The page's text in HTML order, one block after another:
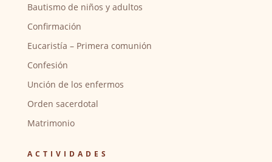
Bautismo de niños y adultos
Confirmación
Eucaristía – Primera comunión
Confesión
Unción de los enfermos
Orden sacerdotal
Matrimonio
ACTIVIDADES